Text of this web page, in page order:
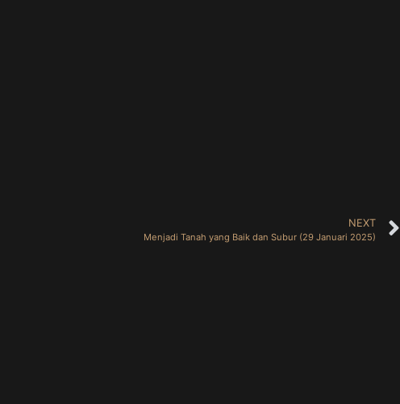
NEXT
Menjadi Tanah yang Baik dan Subur (29 Januari 2025)